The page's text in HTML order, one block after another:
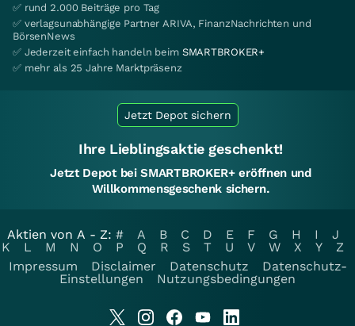
✅ rund 2.000 Beiträge pro Tag
✅ verlagsunabhängige Partner ARIVA, FinanzNachrichten und
BörsenNews
✅ Jederzeit einfach handeln beim SMARTBROKER+
✅ mehr als 25 Jahre Marktpräsenz
Jetzt Depot sichern
Ihre Lieblingsaktie geschenkt!
Jetzt Depot bei SMARTBROKER+ eröffnen und
Willkommensgeschenk sichern.
Aktien von A - Z: # A B C D E F G H I
J
K
L M N O P Q R S T U V W X Y
Z
Impressum
Disclaimer Datenschutz
Datenschutz-
Einstellungen
Nutzungsbedingungen